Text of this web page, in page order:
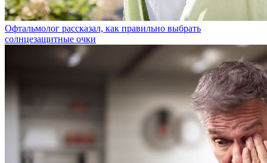
Офтальмолог рассказал, как правильно выбрать
солнцезащитные очки